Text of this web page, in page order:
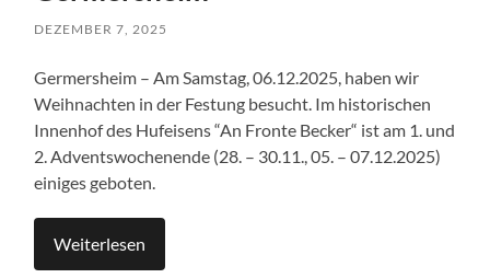
DEZEMBER 7, 2025
Germersheim – Am Samstag, 06.12.2025, haben wir
Weihnachten in der Festung besucht. Im historischen
Innenhof des Hufeisens “An Fronte Becker“ ist am 1. und
2. Adventswochenende (28. – 30.11., 05. – 07.12.2025)
einiges geboten.
Weiterlesen